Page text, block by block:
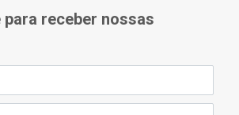
receber nossas